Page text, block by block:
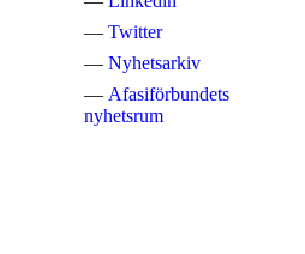
Twitter
Nyhetsarkiv
Afasiförbundets
nyhetsrum